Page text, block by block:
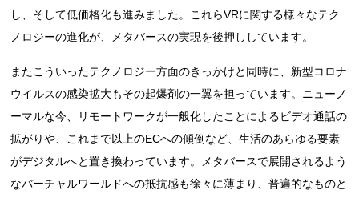
し、そして低価格化も進みました。これらVRに関する様々なテク
ノロジーの進化が、メタバースの実現を後押ししています。
またこういったテクノロジー方面のきっかけと同時に、新型コロナ
ウイルスの感染拡大もその起爆剤の一翼を担っています。ニューノ
ーマルな今、リモートワークが一般化したことによるビデオ通話の
拡がりや、これまで以上のECへの傾倒など、生活のあらゆる要素
がデジタルへと置き換わっています。メタバースで展開されるよう
なバーチャルワールドへの抵抗感も徐々に薄まり、普遍的なものと